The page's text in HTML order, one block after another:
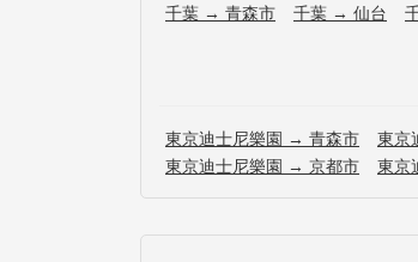
千葉 → 青森市 千葉 → 仙台
東京迪士尼樂園 → 青森市 東京
東京迪士尼樂園 → 京都市
東京